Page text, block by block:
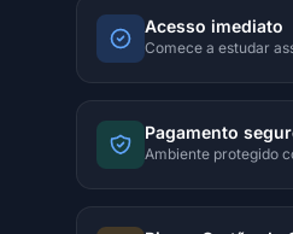
Acesso imediato
Comece a estudar
Pagamento
Ambiente protegido